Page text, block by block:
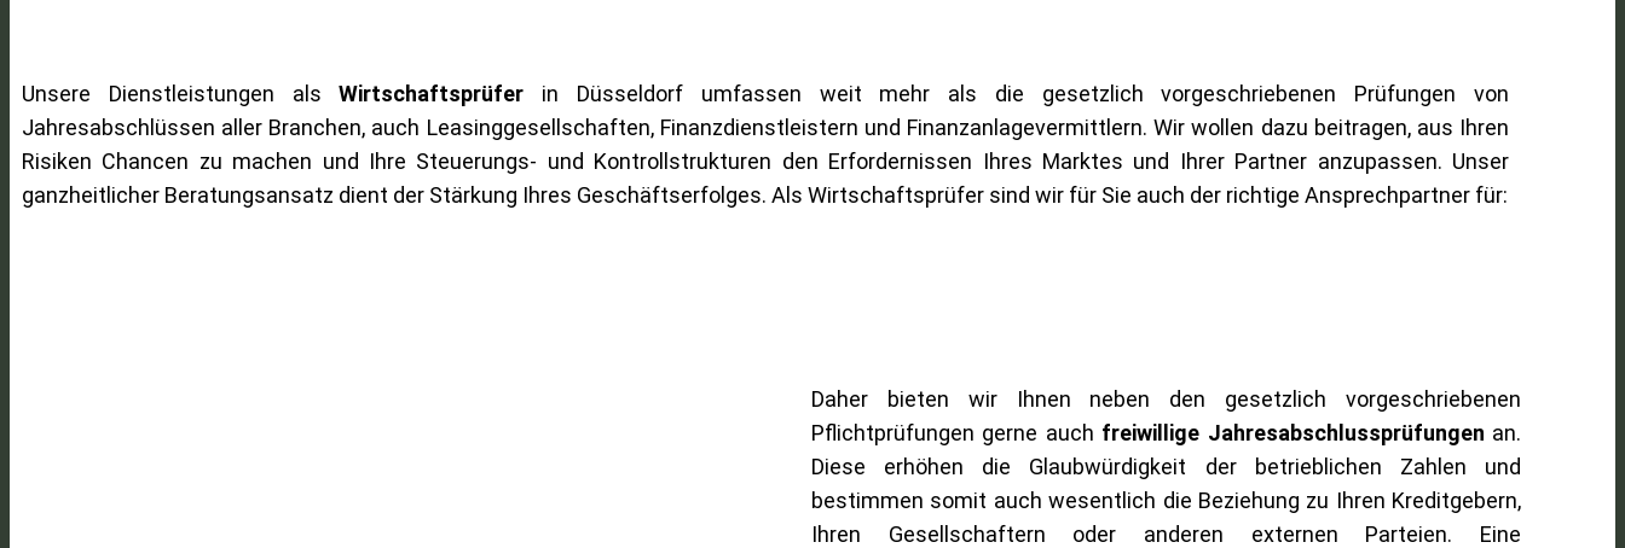
Unsere Dienstleistungen alsWirtschaftsprüfer in Düsseldorf umfassen weit mehr als die gesetzlich vorgeschriebenen Prüfungen von
Jahresabschlüssen aller Branchen, auch Leasinggesellschaften, Finanzdienstleistern und Finanzanlagevermittlern.Wir wollen dazu beitragen, aus Ihren
Risiken Chancen zu machen und Ihre Steuerungs- und Kontrollstrukturen den Erfordernissen Ihres Marktes und Ihrer Partner anzupassen. Unser
ganzheitlicher Beratungsansatz dient der Stärkung Ihres Geschäftserfolges. Als Wirtschaftsprüfer sind wir für Sie auch der richtige Ansprechpartner für:
Daher bieten wir Ihnen neben den gesetzlich vorgeschriebenen
Pflichtprüfungen gerne auch freiwillige Jahresabschlussprüfungen an.
Diese erhöhen die Glaubwürdigkeit der betrieblichen Zahlen und
bestimmen somit auch wesentlich die Beziehung zu Ihren Kreditgebern,
Ihren Gesellschaftern oder anderen externen Parteien. Eine